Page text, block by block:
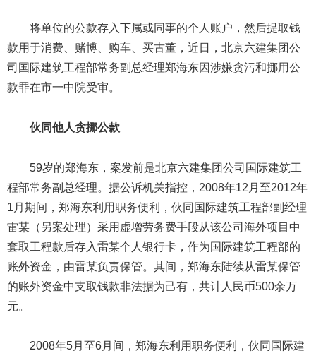
将单位的公款存入下属或同事的个人账户，然后提取钱
款用于消费、赌博、购车、买古董，近日，北京六建集团公
司国际建筑工程部常务副总经理郑海东因涉嫌贪污和挪用公
款罪在市一中院受审。
伙同他人贪挪公款
59岁的郑海东，案发前是北京六建集团公司国际建筑工
程部常务副总经理。据公诉机关指控，2008年12月至2012年
1月期间，郑海东利用职务便利，伙同国际建筑工程部副经理
雷某（另案处理）采用虚增劳务费手段从该公司海外项目中
套取工程款后存入雷某个人银行卡，作为国际建筑工程部的
账外资金，由雷某负责保管。其间，郑海东陆续从雷某保管
的账外资金中支取钱款非法据为己有，共计人民币500余万
元。
2008年5月至6月间，郑海东利用职务便利，伙同国际建